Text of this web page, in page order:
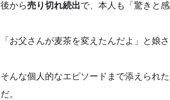
後から売り切れ続出で、本人も「驚きと
「お父さんが麦茶を変えたんだよ」と娘
そんな個人的なエピソードまで添えられ
だ。